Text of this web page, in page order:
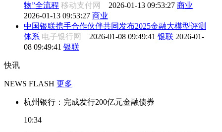
物”全流程 移动支付网 2026-01-13 09:53:27 商业
2026-01-13 09:53:27 商业
中国银联携手合作伙伴共同发布2025金融大模型评测
体系 电子银行网 2026-01-08 09:49:41 银联 2026-01-
08 09:49:41 银联
快讯
NEWS FLASH 更多
杭州银行：完成发行200亿元金融债券
10:34